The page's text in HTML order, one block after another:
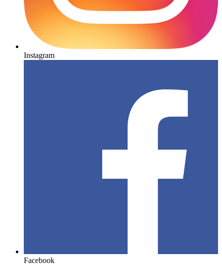
Instagram
Facebook